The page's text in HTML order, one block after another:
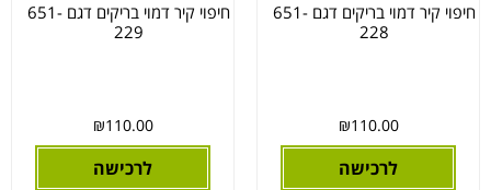
חיפוי קיר דמוי בריקים דגם 651-
228
₪110.00
לרכישה
חיפוי קיר דמוי בריקים דגם 651-
229
₪110.00
לרכישה